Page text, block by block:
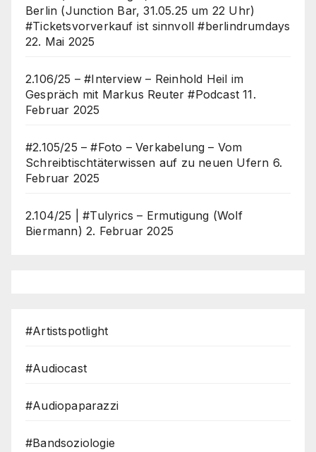
Berlin (Junction Bar, 31.05.25 um 22 Uhr)
#Ticketsvorverkauf ist sinnvoll #berlindrumdays
22. Mai 2025
2.106/25 – #Interview – Reinhold Heil im
Gespräch mit Markus Reuter #Podcast 11.
Februar 2025
#2.105/25 – #Foto – Verkabelung – Vom
Schreibtischtäterwissen auf zu neuen Ufern 6.
Februar 2025
2.104/25 | #Tulyrics – Ermutigung (Wolf
Biermann) 2. Februar 2025
#Artistspotlight
#Audiocast
#Audiopaparazzi
#Bandsoziologie